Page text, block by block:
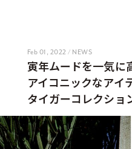
Feb 01, 2022 / NEWS
寅年ムードを一気に
アイコニックなアイ
タイガーコレクショ